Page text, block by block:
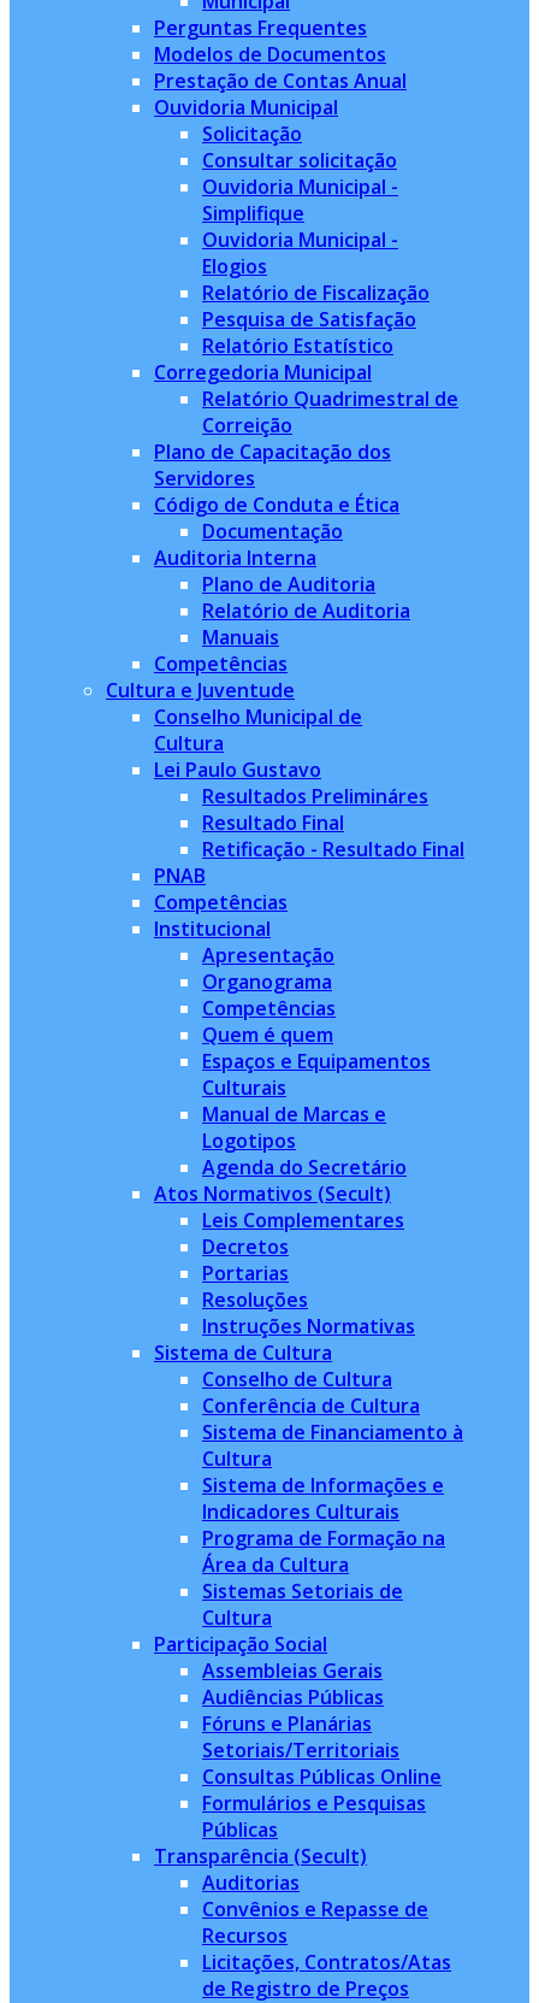
Perguntas Frequentes
Modelos de Documentos
Prestação de Contas Anual
Ouvidoria Municipal
Solicitação
Consultar solicitação
Ouvidoria Municipal -
Simplifique
Ouvidoria Municipal -
Elogios
Relatório de Fiscalização
Pesquisa de Satisfação
Relatório Estatístico
Corregedoria Municipal
Relatório Quadrimestral de
Correição
Plano de Capacitação dos
Servidores
Código de Conduta e Ética
Documentação
Auditoria Interna
Plano de Auditoria
Relatório de Auditoria
Manuais
Competências
Cultura e Juventude
Conselho Municipal de
Cultura
Lei Paulo Gustavo
Resultados Prelimináres
Resultado Final
Retificação - Resultado Final
PNAB
Competências
Institucional
Apresentação
Organograma
Competências
Quem é quem
Espaços e Equipamentos
Culturais
Manual de Marcas e
Logotipos
Agenda do Secretário
Atos Normativos (Secult)
Leis Complementares
Decretos
Portarias
Resoluções
Instruções Normativas
Sistema de Cultura
Conselho de Cultura
Conferência de Cultura
Sistema de Financiamento à
Cultura
Sistema de Informações e
Indicadores Culturais
Programa de Formação na
Área da Cultura
Sistemas Setoriais de
Cultura
Participação Social
Assembleias Gerais
Audiências Públicas
Fóruns e Planárias
Setoriais/Territoriais
Consultas Públicas Online
Formulários e Pesquisas
Públicas
Transparência (Secult)
Auditorias
Convênios e Repasse de
Recursos
Licitações, Contratos/Atas
de Registro de Preços